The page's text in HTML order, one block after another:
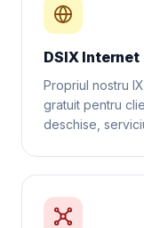
DSIX Internet
Propriul nostru
gratuit pentru
deschise,